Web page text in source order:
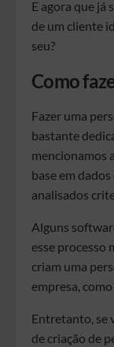
E agora que já
de um cliente
seu?
Como
Fazer uma
bastante
mencionamos
base em
analisados
Alguns
esse processo
criam uma
empresa,
Entretanto, se
de criação de